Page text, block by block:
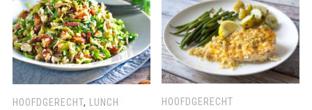
HOOFDGERECHT, LUNCH HOOFDGERECHT